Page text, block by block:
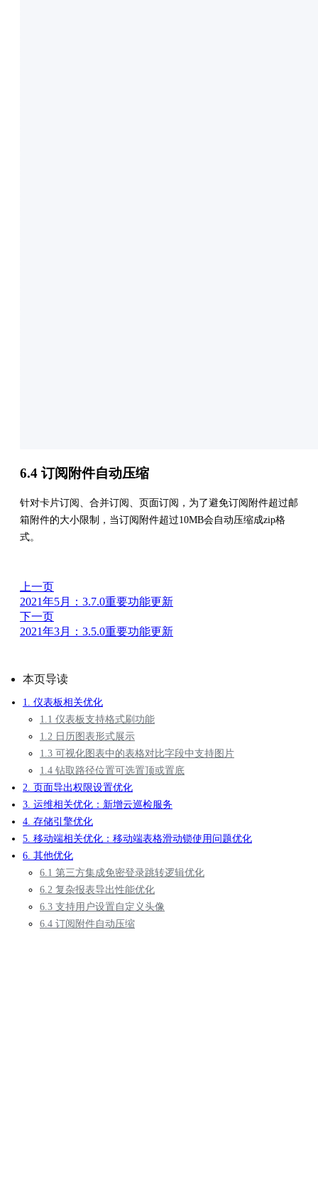
6.4 订阅附件自动压缩
针对卡片订阅、合并订阅、页面订阅，为了避免订阅附件超过邮
箱附件的大小限制，当订阅附件超过10MB会自动压缩成zip格
式。
上一页
2021年5月：3.7.0重要功能更新
下一页
2021年3月：3.5.0重要功能更新
本页导读
1. 仪表板相关优化
1.1 仪表板支持格式刷功能
1.2 日历图表形式展示
1.3 可视化图表中的表格对比字段中支持图片
1.4 钻取路径位置可选置顶或置底
2. 页面导出权限设置优化
3. 运维相关优化：新增云巡检服务
4. 存储引擎优化
5. 移动端相关优化：移动端表格滑动锁使用问题优化
6. 其他优化
6.1 第三方集成免密登录跳转逻辑优化
6.2 复杂报表导出性能优化
6.3 支持用户设置自定义头像
6.4 订阅附件自动压缩